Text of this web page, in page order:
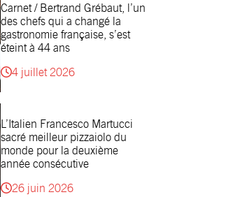
Carnet / Bertrand Grébaut, l’un
des chefs qui a changé la
gastronomie française, s’est
éteint à 44 ans
4 juillet 2026
L’Italien Francesco Martucci
sacré meilleur pizzaiolo du
monde pour la deuxième
année consécutive
26 juin 2026